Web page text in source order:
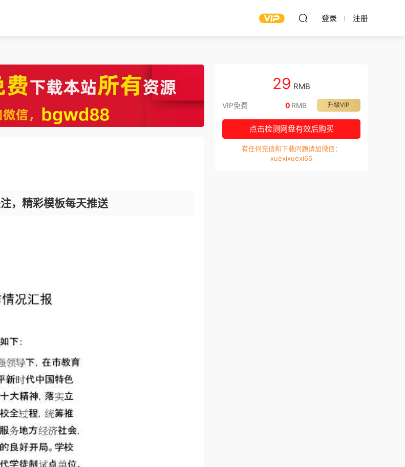
登录 注册
，精彩模板每天推送
29 RMB
VIP免费 升级VIP
0 RMB
点击检测网盘有效后购买
有任何充值和下载问题请加微信：
xuexixuexi66